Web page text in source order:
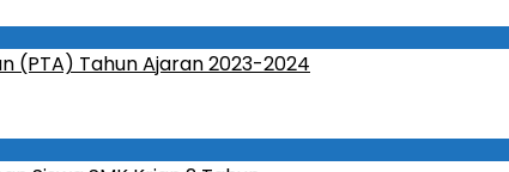
(PTA) Tahun Ajaran 2023-2024